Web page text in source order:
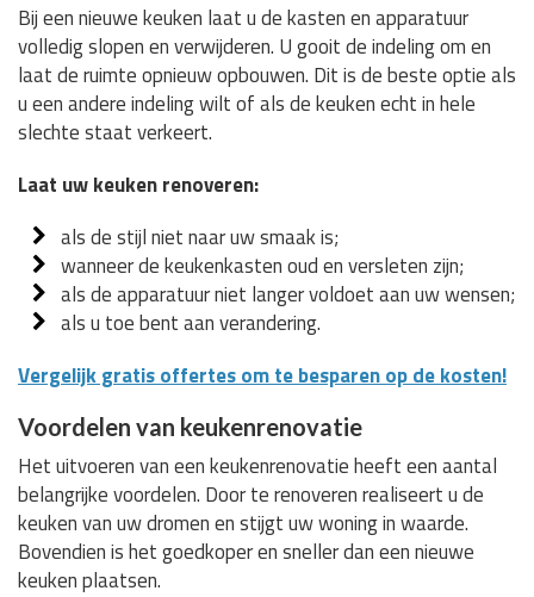
Bij een nieuwe keuken laat u de kasten en apparatuur
volledig slopen en verwijderen. U gooit de indeling om en
laat de ruimte opnieuw opbouwen. Dit is de beste optie als
u een andere indeling wilt of als de keuken echt in hele
slechte staat verkeert.
Laat uw keuken renoveren:
als de stijl niet naar uw smaak is;
wanneer de keukenkasten oud en versleten zijn;
als de apparatuur niet langer voldoet aan uw wensen;
als u toe bent aan verandering.
Vergelijk gratis offertes om te besparen op de kosten!
Voordelen van keukenrenovatie
Het uitvoeren van een keukenrenovatie heeft een aantal
belangrijke voordelen. Door te renoveren realiseert u de
keuken van uw dromen en stijgt uw woning in waarde.
Bovendien is het goedkoper en sneller dan een nieuwe
keuken plaatsen.